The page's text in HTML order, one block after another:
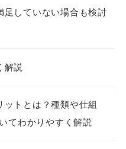
していない場合も検討
解説
トとは？種類や仕組
てわかりやすく解説